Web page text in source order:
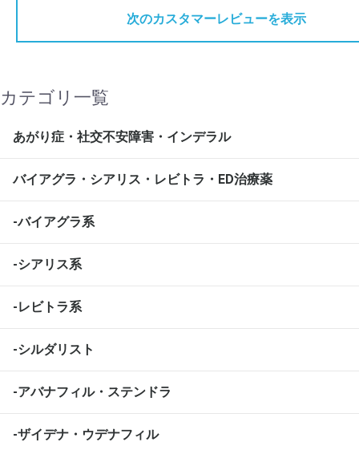
次のカスタマーレビューを表示
カテゴリ一覧
あがり症・社交不安障害・インデラル
バイアグラ・シアリス・レビトラ・ED治療薬
-バイアグラ系
-シアリス系
-レビトラ系
-シルダリスト
-アバナフィル・ステンドラ
-ザイデナ・ウデナフィル